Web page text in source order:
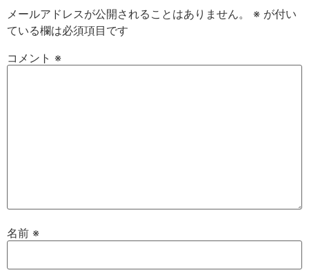
メールアドレスが公開されることはありません。 ※ が付い
ている欄は必須項目です
コメント ※
名前 ※